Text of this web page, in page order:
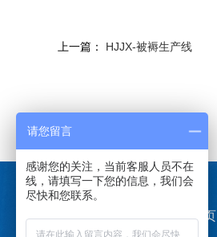
上一篇： HJJX-被褥生产线
LINKS：
海进首页
请您留言
感谢您的关注，当前客服人员不在
线，请填写一下您的信息，我们会
尽快和您联系。